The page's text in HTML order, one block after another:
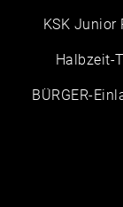
KSK Junior
Halbzeit-
BÜRGER-